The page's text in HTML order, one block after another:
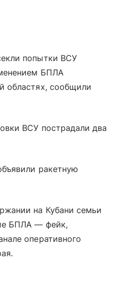
попытки ВСУ
БПЛА
областях, сообщили
ВСУ пострадали два
ракетную
на Кубани семьи
БПЛА — фейк,
оперативного